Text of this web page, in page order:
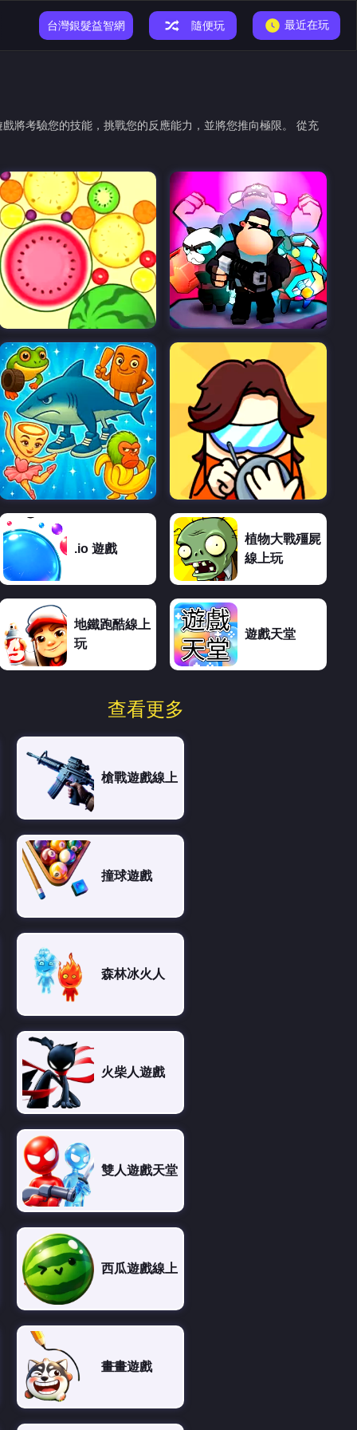
小恐龍遊戲
台灣銀髮益智網 隨便玩 最近在玩
將考驗您的技能，挑戰您的反應能力，並將您推向極限。 從充
.io 遊戲
植物大戰殭屍
線上玩
地鐵跑酷線上
玩
遊戲天堂
查看更多
槍戰遊戲線上
撞球遊戲
森林冰火人
火柴人遊戲
雙人遊戲天堂
西瓜遊戲線上
畫畫遊戲